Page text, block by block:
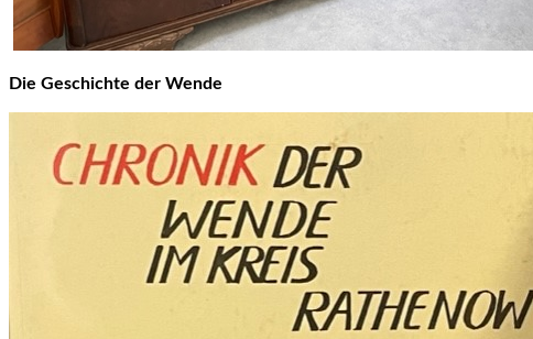
Die Geschichte der Wende